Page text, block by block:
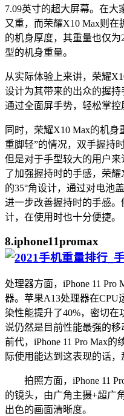
7.09英寸的超大屏幕。在大
又重，而荣耀X10 Max则在
的机身厚度，其重量也仅
型的机身重量。
从实际体验上来讲，荣耀
设计为其带来的出众的握
通过全面屏手势，轻松掌控
同时，荣耀X10 Max的机
重脚轻”的情况，双手握持
但是对于手型较大的用户
了加强握持时的手感，荣
的35°角设计，通过对电池
进一步改善握持时的手感
计，在使用时也十分便捷。
8.iphone11promax
处理器方面，iPhone 11
器。苹果A13处理器在CPU
染性能提升了40%，密切
说仍然是目前性能最强的
前代，iPhone 11 Pro Max
际使用能达到这表现的话，
拍照方面，iPhone 11
的镜头，由广角主摄+超广
出色的画面清晰度。